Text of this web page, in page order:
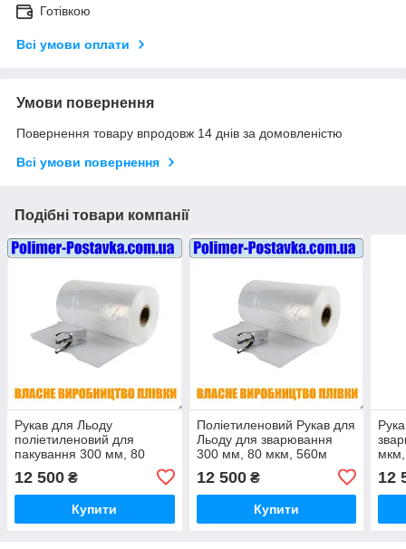
Готівкою
Всі умови оплати
Умови повернення
Повернення товару впродовж 14 днів за домовленістю
Всі умови повернення
Подібні товари компанії
Рукав для Льоду
поліетиленовий для
пакування 300 мм, 80
первинний для продуктів)
12 500 ₴
Купити
Поліетиленовий Рукав для
Льоду для зварювання
300 мм, 80 мкм, 560м
продуктів)
12 500₴
Купити
12